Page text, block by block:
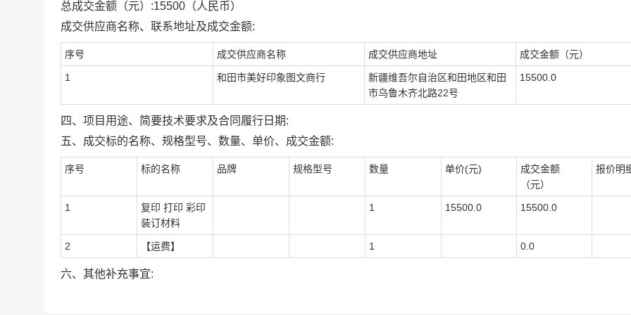
总成交金额（元）:15500 （人民币）
成交供应商名称、联系地址及成交金额:
序号 成交供应商名称 成交供应商地址 成交金额（元）
1 和田市美好印象图文商行
新疆维吾尔自治区和田地区和田
市乌鲁木齐北路22号
15500.0
四、项目用途、简要技术要求及合同履行日期:
五、成交标的名称、规格型号、数量、单价、成交金额:
序号 标的名称 品牌 规格型号 数量 单价(元)
成交金额
（元）
报价明
1
复印 打印 彩印
装订材料
1 15500.0 15500.0
2 【运费】 1 0.0
六、其他补充事宜: